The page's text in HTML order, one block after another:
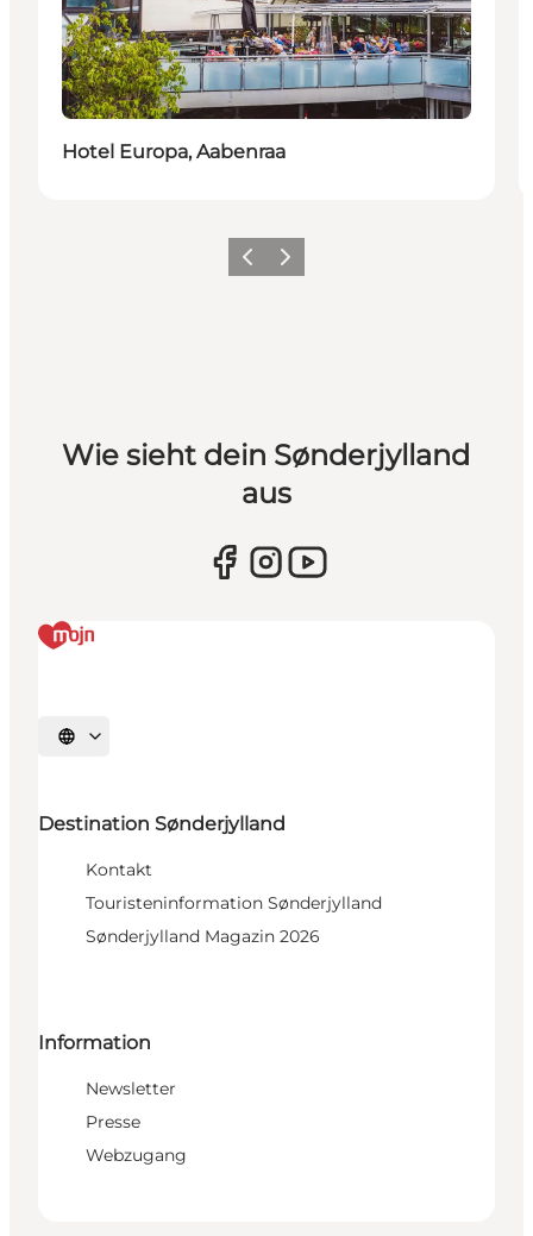
Nachhaltig
Hotel Europa, Aabenraa
ZurückWeiter
Wie sieht dein Sønderjylland
aus
Sprache auswählen
Destination Sønderjylland
Kontakt
Touristeninformation Sønderjylland
Sønderjylland Magazin 2026
Information
Newsletter
Presse
Webzugang